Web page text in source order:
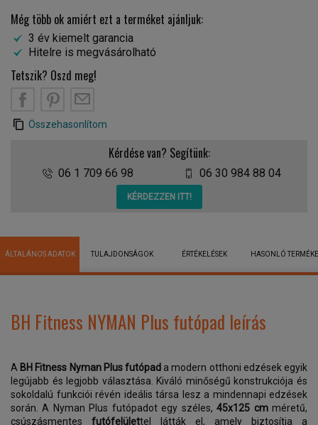
Még több ok amiért ezt a terméket ajánljuk:
3 év kiemelt garancia
Hitelre is megvásárolható
Tetszik? Oszd meg!
Összehasonlítom
Kérdése van? Segítünk:
06 1 709 66 98 06 30 984 88 04
KÉRDEZZEN ITT!
ÁLTALÁNOS ADATOK TULAJDONSÁGOK ÉRTÉKELÉSEK HASONLÓ
BH Fitness NYMAN Plus futópad leírás
A BH Fitness Nyman Plus futópad a modern otthoni edzések egyik
legújabb és legjobb választása. Kiváló minőségű konstrukciója és
sokoldalú funkciói révén ideális társa lesz a mindennapi edzések
során. A Nyman Plus futópadot egy széles,45x125 cmméretű,
csúszásmentes futófelülettel látták el, amely biztosítja a